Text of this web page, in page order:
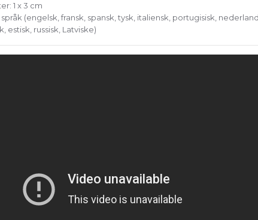
1 x 3 cm
(engelsk, fransk, spansk, tysk, italiensk, portugisisk,
estisk, russisk, Latviske)